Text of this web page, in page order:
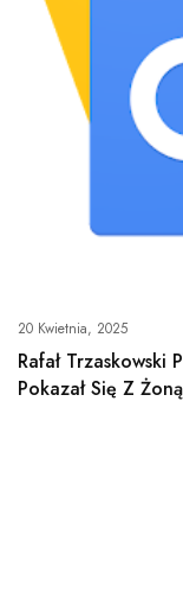
20 Kwietnia, 2025
Rafał Trzaskowski
Pokazał Się Z